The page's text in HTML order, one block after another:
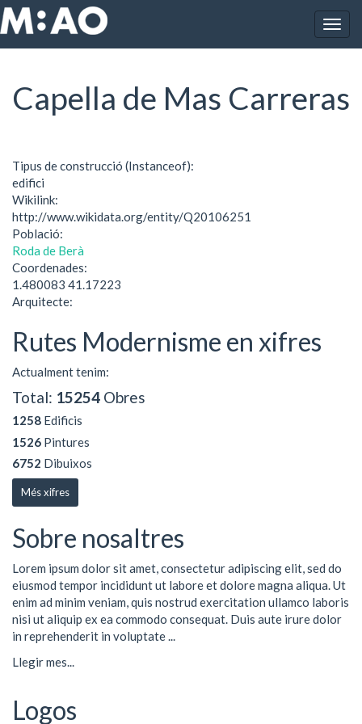
Vés al contingut
Inici Capella de Mas Carreras
Capella de Mas Carreras
Tipus de construcció (Instanceof):
edifici
Wikilink:
http://www.wikidata.org/entity/Q20106251
Població:
Roda de Berà
Coordenades:
1.480083 41.17223
Arquitecte:
Rutes Modernisme en xifres
Actualment tenim:
Total: 15254 Obres
1258 Edificis
1526 Pintures
6752 Dibuixos
Més xifres
Sobre nosaltres
Lorem ipsum dolor sit amet, consectetur adipiscing elit, sed do
eiusmod tempor incididunt ut labore et dolore magna aliqua. Ut
enim ad minim veniam, quis nostrud exercitation ullamco laboris
nisi ut aliquip ex ea commodo consequat. Duis aute irure dolor
in reprehenderit in voluptate ...
Llegir mes...
Logos